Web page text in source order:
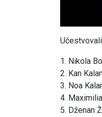
1. Nikola
2. Kan
3. Noa
4.
5. Dženan